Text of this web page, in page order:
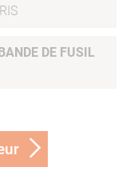
DE FUSIL